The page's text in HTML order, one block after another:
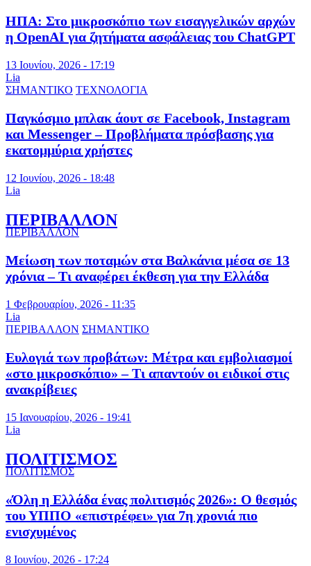
ΗΠΑ: Στο μικροσκόπιο των εισαγγελικών αρχών
η OpenAI για ζητήματα ασφάλειας του ChatGPT
13 Ιουνίου, 2026 - 17:19
Lia
ΣΗΜΑΝΤΙΚΟ ΤΕΧΝΟΛΟΓΙΑ
Παγκόσμιο μπλακ άουτ σε Facebook, Instagram
και Messenger – Προβλήματα πρόσβασης για
εκατομμύρια χρήστες
12 Ιουνίου, 2026 - 18:48
Lia
ΠΕΡΙΒΑΛΛΟΝ
ΠΕΡΙΒΑΛΛΟΝ
Μείωση των ποταμών στα Βαλκάνια μέσα σε 13
χρόνια – Τι αναφέρει έκθεση για την Ελλάδα
1 Φεβρουαρίου, 2026 - 11:35
Lia
ΠΕΡΙΒΑΛΛΟΝ ΣΗΜΑΝΤΙΚΟ
Ευλογιά των προβάτων: Μέτρα και εμβολιασμοί
«στο μικροσκόπιο» – Τι απαντούν οι ειδικοί στις
ανακρίβειες
15 Ιανουαρίου, 2026 - 19:41
Lia
ΠΟΛΙΤΙΣΜΟΣ
ΠΟΛΙΤΙΣΜΟΣ
«Όλη η Ελλάδα ένας πολιτισμός 2026»: Ο θεσμός
του ΥΠΠΟ «επιστρέφει» για 7η χρονιά πιο
ενισχυμένος
8 Ιουνίου, 2026 - 17:24